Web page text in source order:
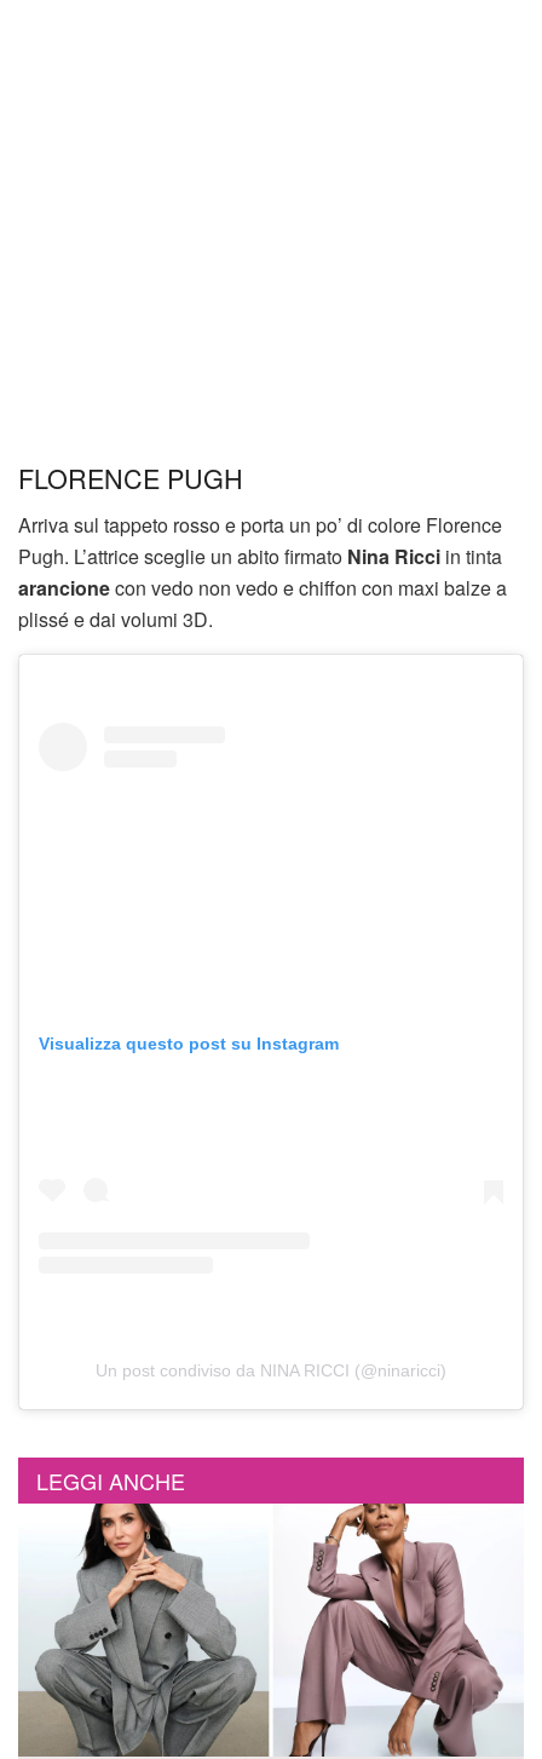
FLORENCE PUGH
Arriva sul tappeto rosso e porta un po’ di colore Florence
Pugh. L’attrice sceglie un abito firmato Nina Ricci in tinta
arancionecon vedo non vedo e chiffon con maxi balze a
plissé e dai volumi 3D.
Visualizza questo post su Instagram
Un post condiviso da NINA RICCI (@ninaricci)
LEGGI ANCHE